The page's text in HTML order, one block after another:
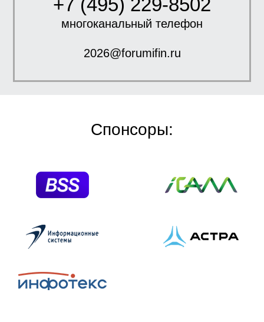
+7 (495) 229-8502
многоканальный телефон
2026@forumifin.ru
Спонсоры: